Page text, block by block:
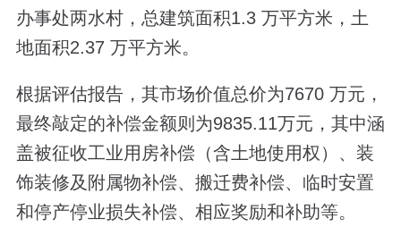
办事处两水村，总建筑面积1.3 万平方米，土
地面积2.37 万平方米。
根据评估报告，其市场价值总价为7670 万元，
最终敲定的补偿金额则为9835.11万元，其中涵
盖被征收工业用房补偿（含土地使用权）、装
饰装修及附属物补偿、搬迁费补偿、临时安置
和停产停业损失补偿、相应奖励和补助等。